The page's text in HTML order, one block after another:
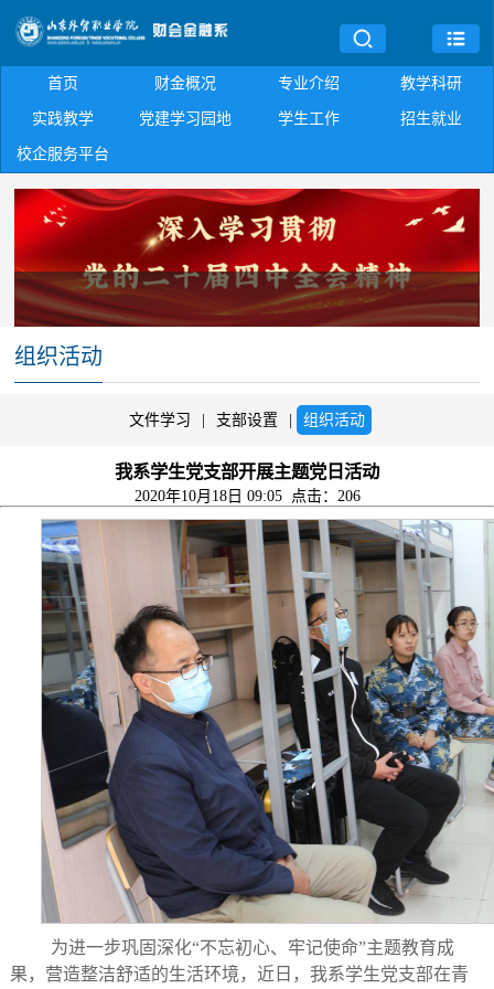
首页 财金概况 专业介绍 教学科研
实践教学 党建学习园地 学生工作 招生就业
校企服务平台
组织活动
文件学习 | 支部设置 | 组织活动
我系学生党支部开展主题党日活动
2020年10月18日 09:05 点击： 206
为进一步巩固深化“不忘初心、牢记使命”主题教育成
果，营造整洁舒适的生活环境，近日，我系学生党支部在青